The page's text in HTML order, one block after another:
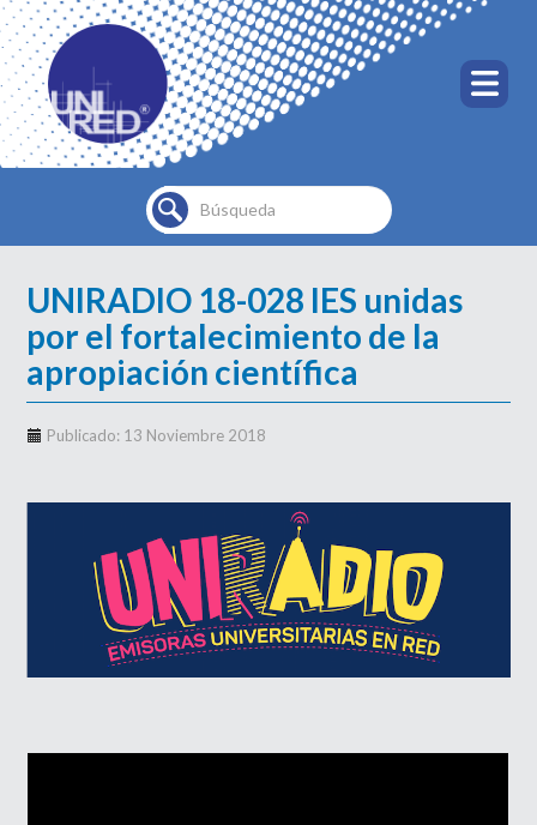
Buscar...
UNIRADIO 18-028 IES unidas
por el fortalecimiento de la
apropiación científica
Publicado: 13 Noviembre 2018